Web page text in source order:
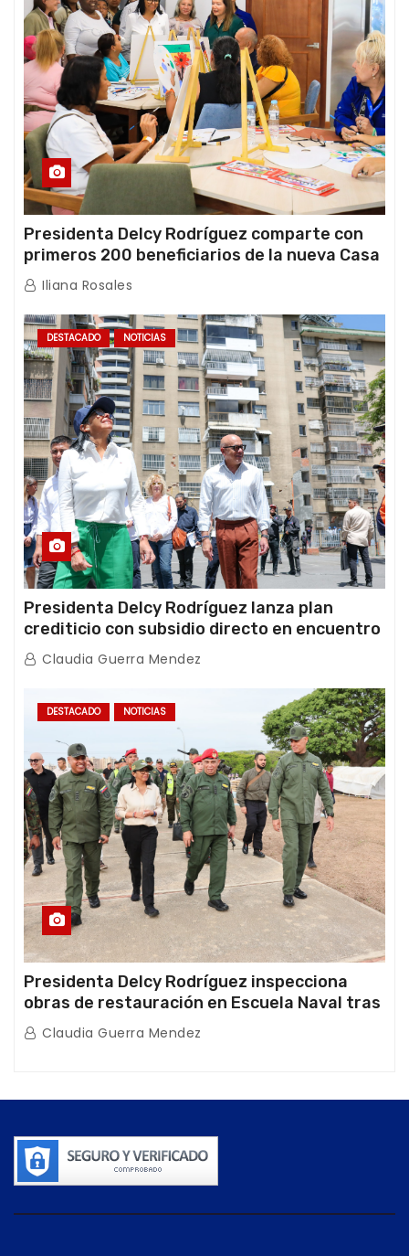
Presidenta Delcy Rodríguez comparte con
primeros 200 beneficiarios de la nueva Casa
de los Abuelos “La Primavera” en Caracas
Iliana Rosales
DESTACADO NOTICIAS
Presidenta Delcy Rodríguez lanza plan
crediticio con subsidio directo en encuentro
con Juntas de Condominio
Claudia Guerra Mendez
DESTACADO NOTICIAS
Presidenta Delcy Rodríguez inspecciona
obras de restauración en Escuela Naval tras
afectaciones sísmicas en La Guaira
Claudia Guerra Mendez